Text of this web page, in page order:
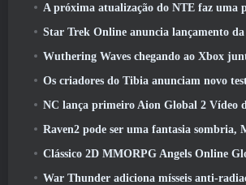
A próxima atualização do NTE faz uma pequena viagem paralela a
Star Trek Online anuncia lançamento da próxima
Wuthering Waves chegando ao Xbox junto com a
Os criadores do Tibia anunciam novo teste do MMORPG de zumbis da
NC lança primeiro Aion Global 2 Vídeo do desenvolvedor,
Raven2 pode ser uma fantasia sombria, Mas isso não
Clássico 2D MMORPG Angels Online
War Thunder adiciona mísseis anti-radiação e medidas de suporte eletrônico na